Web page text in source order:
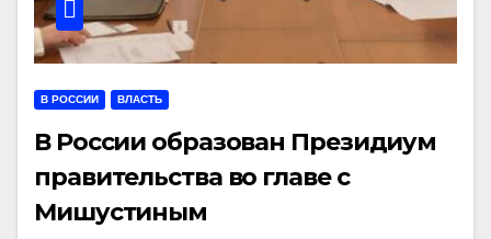
В РОССИИ ВЛАСТЬ
В России образован Президиум
правительства во главе с
Мишустиным